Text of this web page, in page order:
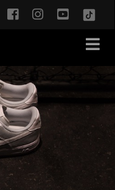
twitterfacebookinstagram